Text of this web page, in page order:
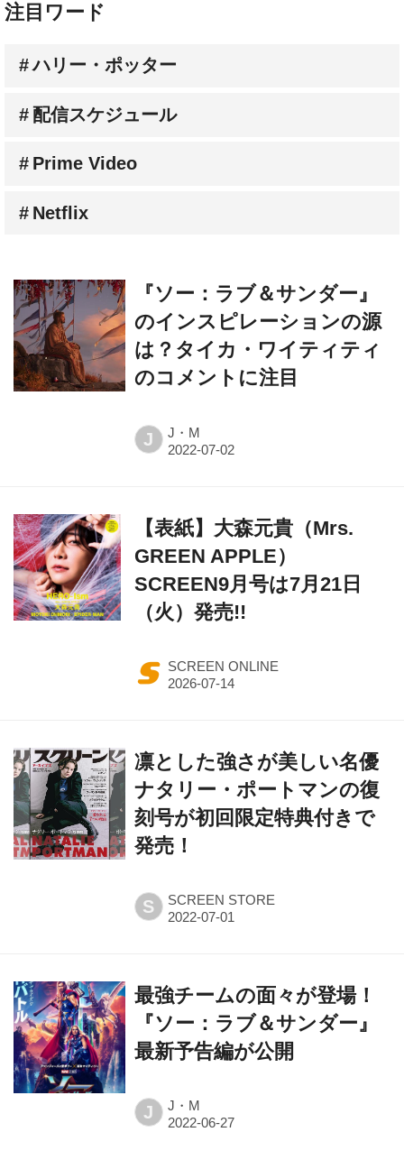
注目ワード
ハリー・ポッター
配信スケジュール
Prime Video
Netflix
『ソー：ラブ＆サンダー』
のインスピレーションの源
は？タイカ・ワイティティ
のコメントに注目
J J・M
【表紙】大森元貴（Mrs.
GREEN APPLE）
SCREEN9月号は7月21日
（火）発売!!
SCREEN ONLINE
凛とした強さが美しい名優
ナタリー・ポートマンの復
刻号が初回限定特典付きで
発売！
S SCREEN STORE
最強チームの面々が登場！
『ソー：ラブ＆サンダー』
最新予告編が公開
J J・M